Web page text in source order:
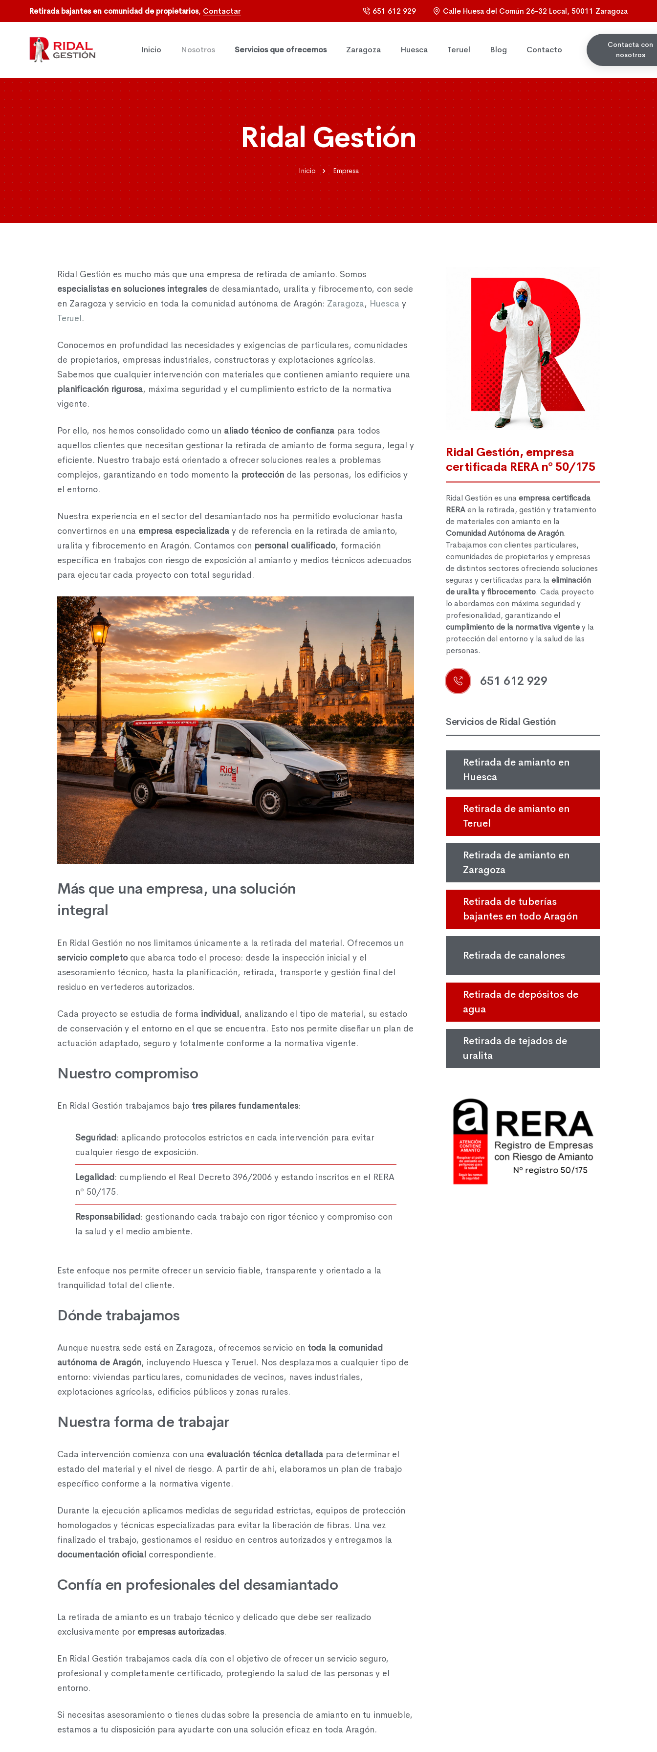
Retirada bajantes en comunidad de propietarios, Contactar 651 612 929 Calle Huesa del Común 26-32 Local, 50011 Zaragoza
Inicio Nosotros Servicios que ofrecemos Zaragoza Huesca Teruel Blog Contacto
Contacta con
nosotros
Ridal Gestión
Inicio Empresa
Ridal Gestión es mucho más que una empresa de retirada de amianto. Somos
especialistas en soluciones integralesde desamiantado, uralita y fibrocemento, con sede
en Zaragoza y servicio en toda la comunidad autónoma de Aragón: Zaragoza, Huesca y
Teruel.
Conocemos en profundidad las necesidades y exigencias de particulares, comunidades
de propietarios, empresas industriales, constructoras y explotaciones agrícolas.
Sabemos que cualquier intervención con materiales que contienen amianto requiere una
planificación rigurosa, máxima seguridad y el cumplimiento estricto de la normativa
vigente.
Por ello, nos hemos consolidado como un aliado técnico de confianza para todos
aquellos clientes que necesitan gestionar la retirada de amianto de forma segura, legal y
eficiente. Nuestro trabajo está orientado a ofrecer soluciones reales a problemas
complejos, garantizando en todo momento la protección de las personas, los edificios y
el entorno.
Nuestra experiencia en el sector del desamiantado nos ha permitido evolucionar hasta
convertirnos en una empresa especializada y de referencia en la retirada de amianto,
uralita y fibrocemento en Aragón. Contamos con personal cualificado, formación
específica en trabajos con riesgo de exposición al amianto y medios técnicos adecuados
para ejecutar cada proyecto con total seguridad.
Más que una empresa, una solución
integral
En Ridal Gestión no nos limitamos únicamente a la retirada del material. Ofrecemos un
servicio completoque abarca todo el proceso: desde la inspección inicial y el
asesoramiento técnico, hasta la planificación, retirada, transporte y gestión final del
residuo en vertederos autorizados.
Cada proyecto se estudia de forma individual, analizando el tipo de material, su estado
de conservación y el entorno en el que se encuentra. Esto nos permite diseñar un plan de
actuación adaptado, seguro y totalmente conforme a la normativa vigente.
Nuestro compromiso
En Ridal Gestión trabajamos bajo tres pilares fundamentales:
Seguridad: aplicando protocolos estrictos en cada intervención para evitar
cualquier riesgo de exposición.
Legalidad: cumpliendo el Real Decreto 396/2006 y estando inscritos en el RERA
nº 50/175.
Responsabilidad: gestionando cada trabajo con rigor técnico y compromiso con
la salud y el medio ambiente.
Este enfoque nos permite ofrecer un servicio fiable, transparente y orientado a la
tranquilidad total del cliente.
Dónde trabajamos
Aunque nuestra sede está en Zaragoza, ofrecemos servicio en toda la comunidad
autónoma de Aragón, incluyendo Huesca y Teruel. Nos desplazamos a cualquier tipo de
entorno: viviendas particulares, comunidades de vecinos, naves industriales,
explotaciones agrícolas, edificios públicos y zonas rurales.
Nuestra forma de trabajar
Cada intervención comienza con una evaluación técnica detallada para determinar el
estado del material y el nivel de riesgo. A partir de ahí, elaboramos un plan de trabajo
específico conforme a la normativa vigente.
Durante la ejecución aplicamos medidas de seguridad estrictas, equipos de protección
homologados y técnicas especializadas para evitar la liberación de fibras. Una vez
finalizado el trabajo, gestionamos el residuo en centros autorizados y entregamos la
documentación oficial correspondiente.
Confía en profesionales del desamiantado
La retirada de amianto es un trabajo técnico y delicado que debe ser realizado
exclusivamente por empresas autorizadas.
En Ridal Gestión trabajamos cada día con el objetivo de ofrecer un servicio seguro,
profesional y completamente certificado, protegiendo la salud de las personas y el
entorno.
Si necesitas asesoramiento o tienes dudas sobre la presencia de amianto en tu inmueble,
estamos a tu disposición para ayudarte con una solución eficaz en toda Aragón.
Ridal Gestión, empresa
certificada RERA nº 50/175
Ridal Gestión es una empresa certificada
RERAen la retirada, gestión y tratamiento
de materiales con amianto en la
Comunidad Autónoma de Aragón.
Trabajamos con clientes particulares,
comunidades de propietarios y empresas
de distintos sectores ofreciendo soluciones
seguras y certificadas para la eliminación
de uralita y fibrocemento. Cada proyecto
lo abordamos con máxima seguridad y
profesionalidad, garantizando el
cumplimiento de la normativa vigentey la
protección del entorno y la salud de las
personas.
651 612 929
Servicios de Ridal Gestión
Retirada de amianto en
Huesca
Retirada de amianto en
Teruel
Retirada de amianto en
Zaragoza
Retirada de tuberías
bajantes en todo Aragón
Retirada de canalones
Retirada de depósitos de
agua
Retirada de tejados de
uralita